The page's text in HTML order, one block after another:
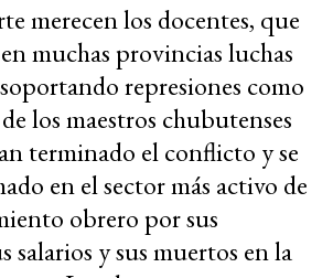
merecen los docentes, que
muchas provincias luchas
represiones como
los maestros chubutenses
terminado el conflicto y se
en el sector más activo de
obrero por sus
salarios y sus muertos en la